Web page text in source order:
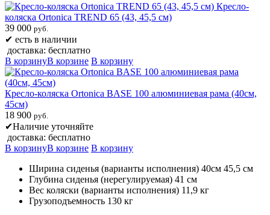
Кресло-
коляска Ortonica TREND 65 (43, 45,5 см)
39 000 руб.
✔ есть в наличии
доставка: бесплатно
В корзинуВ корзине В корзину
Кресло-коляска Ortonica BASE 100 алюминиевая рама (40см,
45см)
18 900 руб.
✔Наличие уточняйте
доставка: бесплатно
В корзинуВ корзине В корзину
Ширина сиденья (варианты исполнения) 40см 45,5 см
Глубина сиденья (нерегулируемая) 41 см
Вес коляски (варианты исполнения) 11,9 кг
Грузоподъемность 130 кг